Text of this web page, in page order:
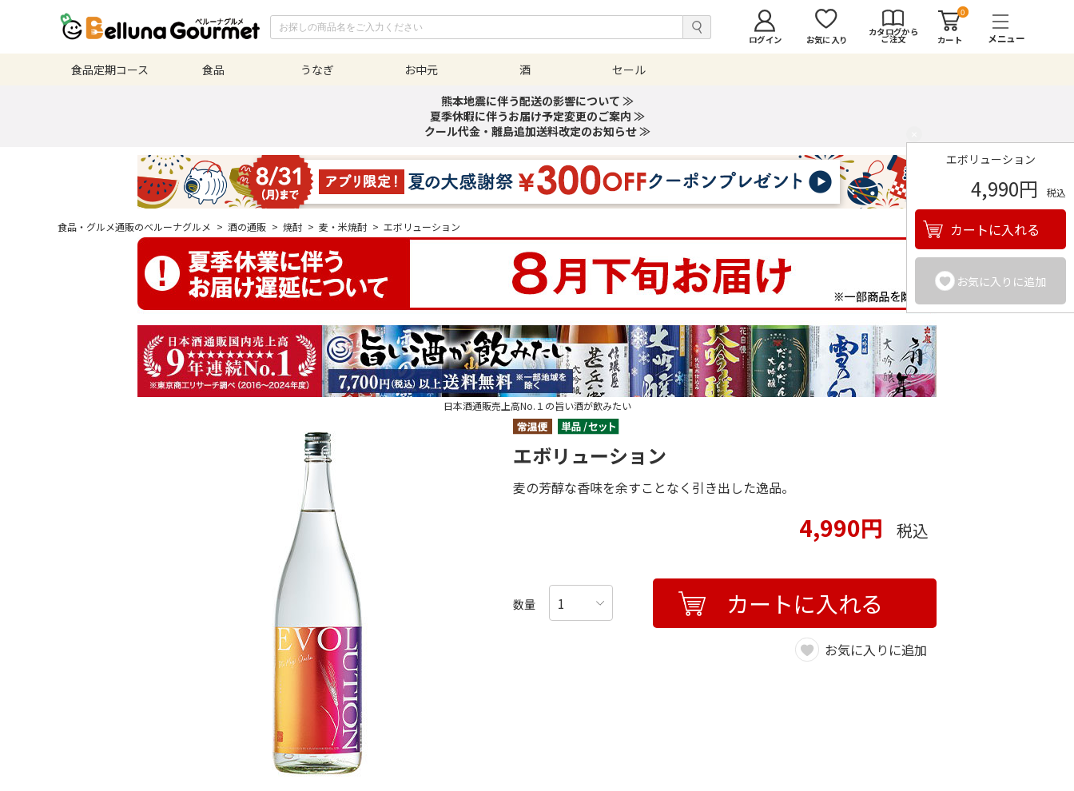
ログイン お気に入り
カタログから
ご注文
0
カート
食品定期コース 食品 うなぎ お中元 酒
セール
熊本地震に伴う配送の影響について ≫
夏季休暇に伴うお届け予定変更のご案内 ≫
クール代金・離島追加送料改定のお知らせ ≫
食品・グルメ通販のベルーナグルメ > 酒の通販 > 焼酎 > 麦・米焼酎 > エボリューション
エボリューション
4,990円 税込
カートに入れる
お気に入りに追加
日本酒通販売上高No.１の旨い酒が飲みたい
エボリューション
麦の芳醇な香味を余すことなく引き出した逸品。
4,990円 税込
数量 カートに入れる
お気に入りに追加